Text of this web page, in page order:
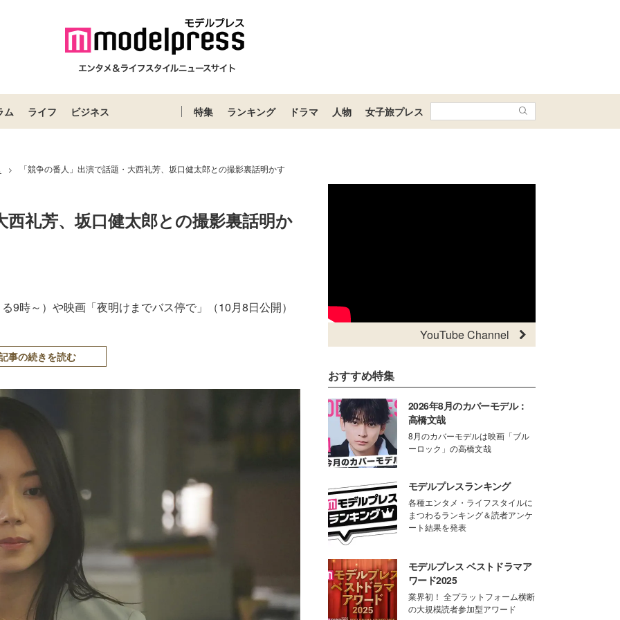
ム ライフ ビジネス 特集 ランキング ドラマ 人物 女子旅プレス
> 「競争の番人」出演で話題・大西礼芳、坂口健太郎との撮影裏話明かす
礼芳、坂口健太郎との撮影裏話明か
9時～）や映画「夜明けまでバス停で」（10月8日公開）
事の続きを読む
YouTube Channel
おすすめ特集
2026年8月のカバーモデル：
高橋文哉
8月のカバーモデルは映画「ブル
ーロック」の高橋文哉
モデルプレスランキング
各種エンタメ・ライフスタイルに
まつわるランキング＆読者アンケ
ート結果を発表
モデルプレス ベストドラマア
ワード2025
業界初！ 全プラットフォーム横断
の大規模読者参加型アワード